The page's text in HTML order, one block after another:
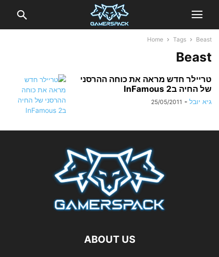
Home Tags Beast
Beast
טריילר חדש מראה את כוחה ההרסני
של החיה בInFamous 2
גיא יובל -
25/05/2011
ABOUT US